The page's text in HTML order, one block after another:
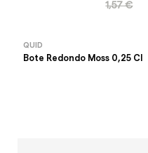
1,57 €
QUID
Bote Redondo Moss 0,25 Cl